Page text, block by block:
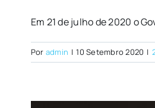
Em 21 de julho de 2020 o
Por admin | 10 Setembro 2020 |